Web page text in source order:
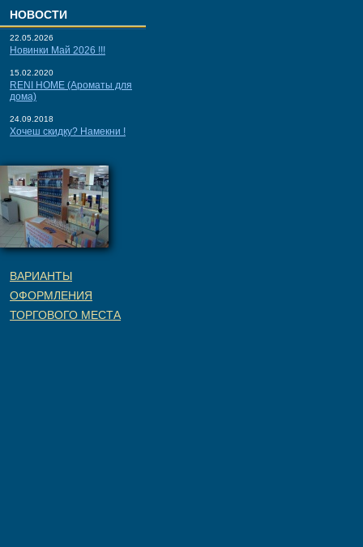
НОВОСТИ
22.05.2026
Новинки Май 2026 !!!
15.02.2020
RENI HOME (Ароматы для
дома)
24.09.2018
Хочеш скидку? Намекни !
ВАРИАНТЫ
ОФОРМЛЕНИЯ
ТОРГОВОГО МЕСТА